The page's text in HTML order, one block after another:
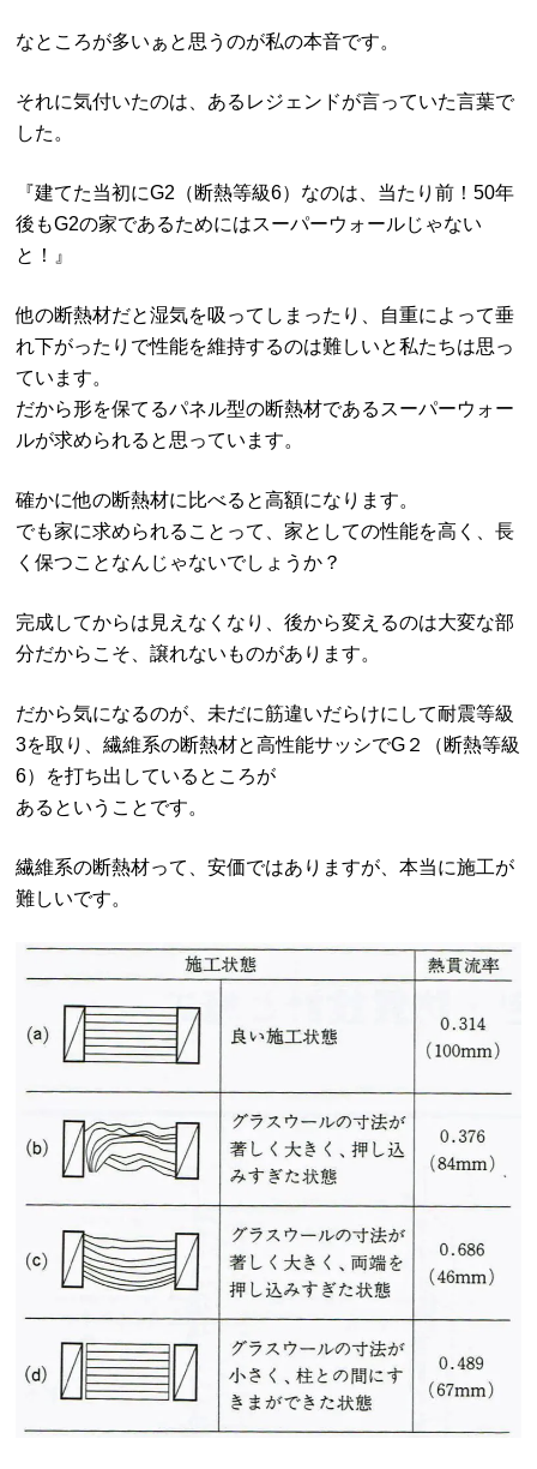
なところが多いぁと思うのが私の本音です。
それに気付いたのは、あるレジェンドが言っていた言葉で
した。
『建てた当初にG2（断熱等級6）なのは、当たり前！50年
後もG2の家であるためにはスーパーウォールじゃない
と！』
他の断熱材だと湿気を吸ってしまったり、自重によって垂
れ下がったりで性能を維持するのは難しいと私たちは思っ
ています。
だから形を保てるパネル型の断熱材であるスーパーウォー
ルが求められると思っています。
確かに他の断熱材に比べると高額になります。
でも家に求められることって、家としての性能を高く、長
く保つことなんじゃないでしょうか？
完成してからは見えなくなり、後から変えるのは大変な部
分だからこそ、譲れないものがあります。
だから気になるのが、未だに筋違いだらけにして耐震等級
3を取り、繊維系の断熱材と高性能サッシでG２（断熱等級
6）を打ち出しているところが
あるということです。
繊維系の断熱材って、安価ではありますが、本当に施工が
難しいです。